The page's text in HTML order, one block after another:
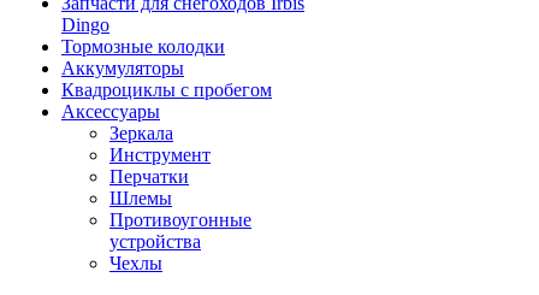
Dingo
Тормозные колодки
Аккумуляторы
Квадроциклы с пробегом
Аксессуары
Зеркала
Инструмент
Перчатки
Шлемы
Противоугонные
устройства
Чехлы